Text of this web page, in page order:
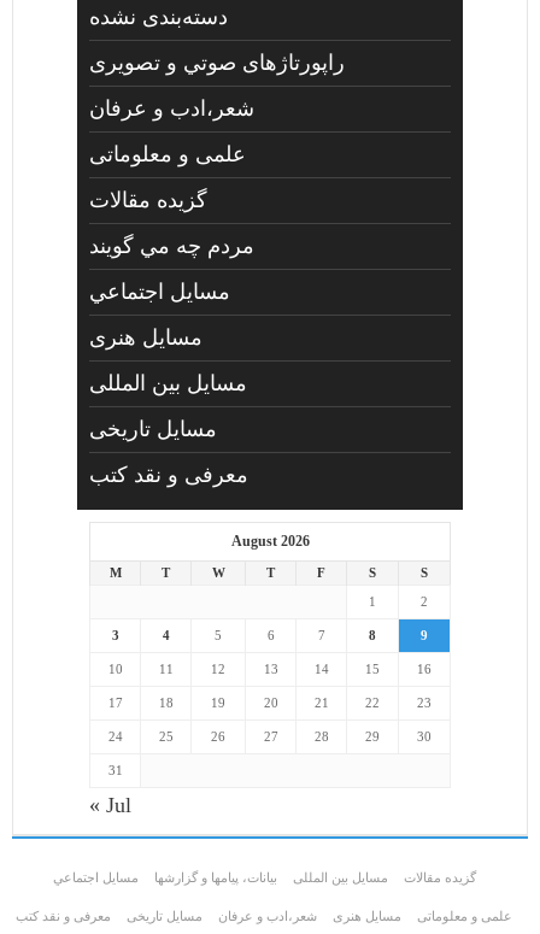
دسته‌بندی نشده
راپورتاژهای صوتي و تصويری
شعر،ادب و عرفان
علمی و معلوماتی
گزیده مقالات
مردم چه مي گويند
مسايل اجتماعي
مسايل هنری
مسایل بین المللی
مسایل تاریخی
معرفی و نقد کتب
August 2026
M T W T F S
S
1
2
3 4 5 6 7 8 9
10 11 12 13 14 15 16
17 18 19 20 21 22 23
24 25 26 27 28 29 30
31
« Jul
گزیده مقالات مسایل بین المللی بیانات، پیامها و گزارشها مسايل اجتماعي
علمی و معلوماتی مسايل هنری شعر،ادب و عرفان مسایل تاریخی معرفی و نقد کتب